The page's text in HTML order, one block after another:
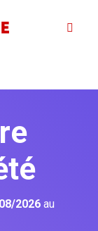
2026 au